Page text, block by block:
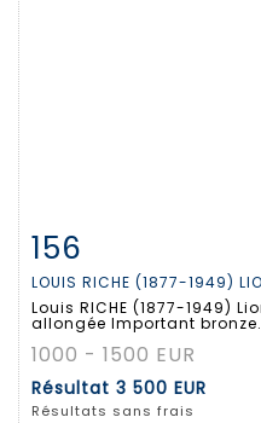
Fiche détaillée
156
LOUIS RICHE (1877-1949)
Louis RICHE (1877-1949)
allongée Important
1000 - 1500 EUR
Résultat 3 500 EUR
Résultats sans frais